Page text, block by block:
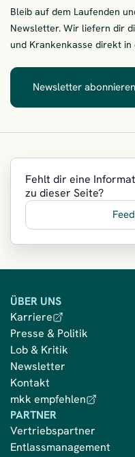
Bleib auf dem Laufenden
Newsletter. Wir liefern dir
und Krankenkasse direkt in
Newsletter abonnieren
Fehlt dir eine
zu dieser Seite?
ÜBER UNS
Karriere
Presse & Politik
Lob & Kritik
Newsletter
Kontakt
mkk empfehlen
PARTNER
Vertriebspartner
Entlassmanagement